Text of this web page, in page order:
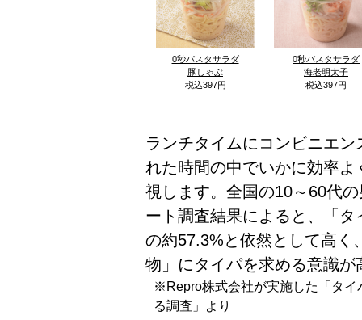
0秒パスタサラダ
豚しゃぶ
税込397円
0秒パスタサラダ
海老明太子
税込397円
ランチタイムにコンビニエ
れた時間の中でいかに効率
視します。全国の10～60代
ート調査結果によると、「
の約57.3%と依然として高く
物」にタイパを求める意識
※Repro株式会社が実施した「タイ
る調査」より